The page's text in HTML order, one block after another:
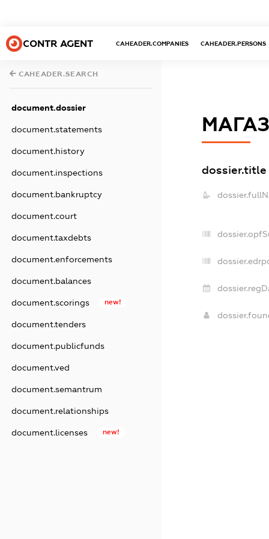
CONTR AGENT CAHEADER.COMPANIES CAHEADER.PERSONS
CAHEADER.SEARCH
document.dossier
document.statements
document.history
document.inspections
document.bankruptcy
document.court
document.taxdebts
document.enforcements
document.balances
document.scorings new!
document.tenders
document.publicfunds
document.ved
document.semantrum
document.relationships
document.licenses new!
dossier.title